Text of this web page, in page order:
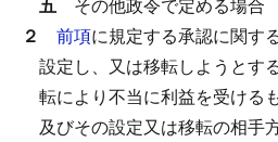
２ 前項に規定する承認に関す
設定し、又は移転しようとす
転により不当に利益を受ける
及びその設定又は移転の相手